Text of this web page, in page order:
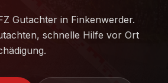
Gutachter in Finkenwerder.
schnelle Hilfe vor Ort